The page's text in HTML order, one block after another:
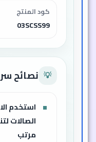
كود المنتج
03SCSS99
💡 نصائح
استخدم
الصالات
مرتب